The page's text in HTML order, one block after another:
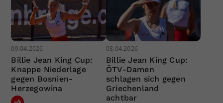
09.04.2026
Billie Jean King Cup:
Knappe Niederlage
gegen Bosnien-
Herzegowina
08.04.2026
Billie Jean King Cup:
ÖTV-Damen
schlagen sich gegen
Griechenland
achtbar